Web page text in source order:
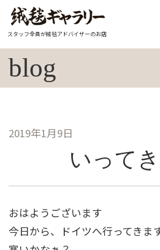
スタッフ全員が絨毯アドバイザーのお店
blog
2019年1月9日
いって
おはようございます
今日から、ドイツへ行ってきま